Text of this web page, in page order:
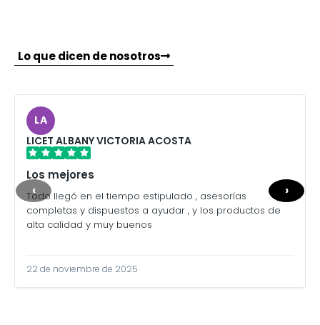
Lo que dicen de nosotros
LA
LICET ALBANY VICTORIA ACOSTA
Los mejores
Todo llegó en el tiempo estipulado , asesorías
completas y dispuestos a ayudar , y los productos de
alta calidad y muy buenos
22 de noviembre de 2025
‹ ›